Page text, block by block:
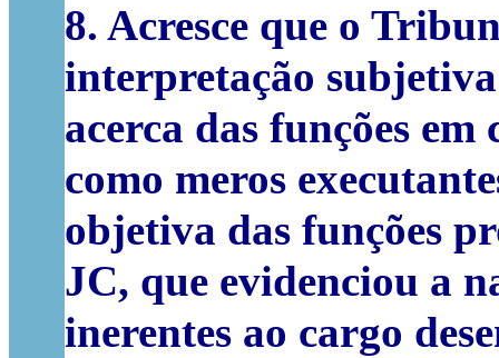
8. Acresce que o
interpretação
acerca das funções
como meros
objetiva das funções
JC, que evidenciou a
inerentes ao cargo